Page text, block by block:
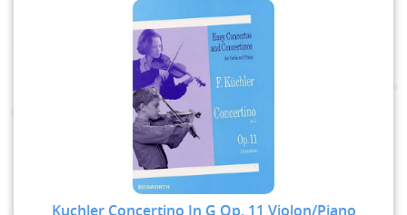
Kuchler Concertino In G Op. 11 Violon/Piano